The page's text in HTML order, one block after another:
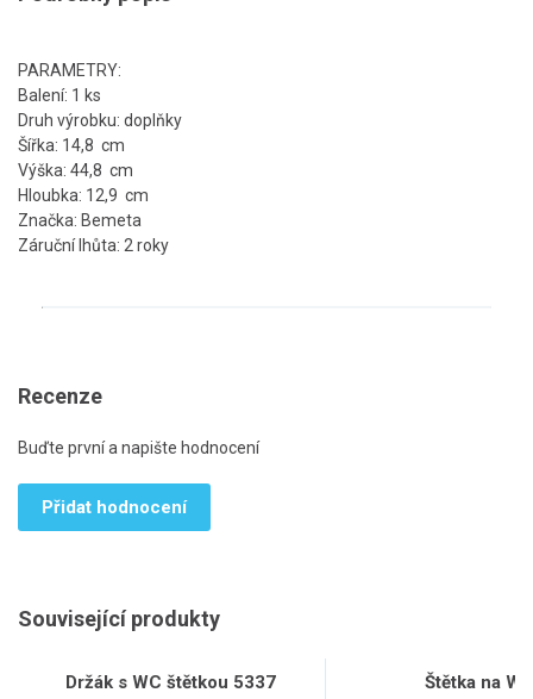
PARAMETRY:
Balení: 1 ks
Druh výrobku: doplňky
Šířka: 14,8 cm
Výška: 44,8 cm
Hloubka: 12,9 cm
Značka: Bemeta
Záruční lhůta: 2 roky
Recenze
Buďte první a napište hodnocení
Přidat hodnocení
Související produkty
Držák s WC štětkou 5337 Štětka na